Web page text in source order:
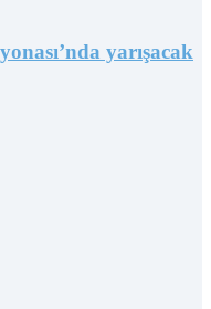
yarışacak